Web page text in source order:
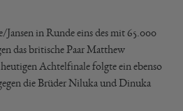
in Runde eins des mit 65.000
das britische Paar Matthew
Achtelfinale folgte ein ebenso
die Brüder Niluka und Dinuka